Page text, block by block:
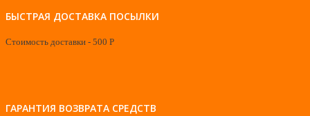
БЫСТРАЯ ДОСТАВКА ПОСЫЛКИ
Стоимость доставки - 500 Р
ГАРАНТИЯ ВОЗВРАТА СРЕДСТВ